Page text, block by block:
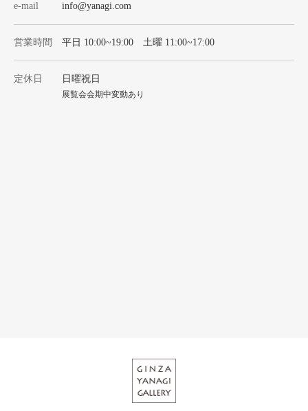
e-mail info@yanagi.com
営業時間 平日 10:00~19:00 土曜 11:00~17:00
定休日 日曜祝日
展覧会会期中変動あり